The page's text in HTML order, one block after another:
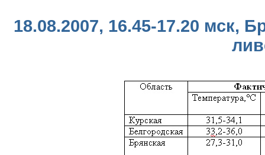
18.08.2007, 16.45-17.20 мск,